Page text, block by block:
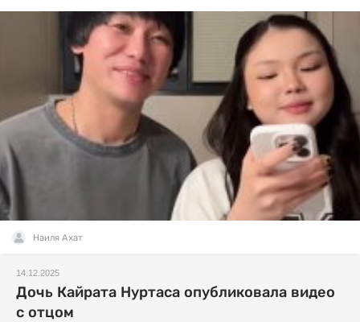
Наиля Ахат
14.12.2025
Дочь Кайрата Нуртаса опубликовала видео
с отцом